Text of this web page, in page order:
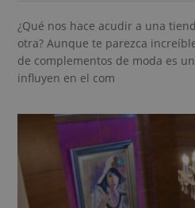
¿Qué nos hace acudir a una
otra? Aunque te parezca
de complementos de moda es
influyen en el com